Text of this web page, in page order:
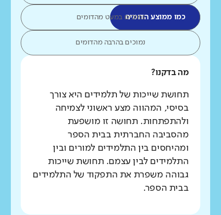
כמו ממוצע הדומיםנמוכים במעט מהדומים
נמוכים בהרבה מהדומים
מה בדקנו?
תחושת שייכות של תלמידים היא צורך
בסיסי, המהווה מצע ראשוני לצמיחה
ולהתפתחות. תחושה זו מושפעת
מהסביבה החברתית בבית הספר
ומהיחסים בין התלמידים למורים ובין
התלמידים לבין עצמם. תחושת שייכות
גבוהה משפרת את התפקוד של התלמידים
בבית הספר.